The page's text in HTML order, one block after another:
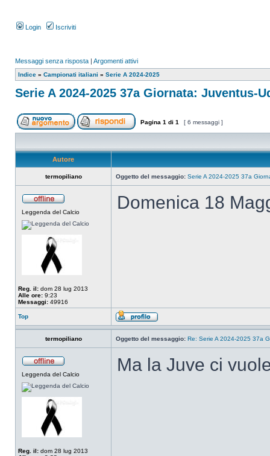
Login Iscriviti
Messaggi senza risposta | Argomenti attivi
Indice » Campionati italiani » Serie A 2024-2025
Serie A 2024-2025 37a Giornata: Juventus-
Pagina 1 di 1 [ 6 messaggi ]
Autore
termopiliano Oggetto del messaggio: Serie A 2024-2025 37a
Leggenda del Calcio
Reg. il: dom 28 lug 2013
Alle ore: 9:23
Messaggi: 49916
Domenica 18
Top
termopiliano Oggetto del messaggio: Re: Serie A 2024-2025 37a
Leggenda del Calcio
Reg. il: dom 28 lug 2013
Ma la Juve ci